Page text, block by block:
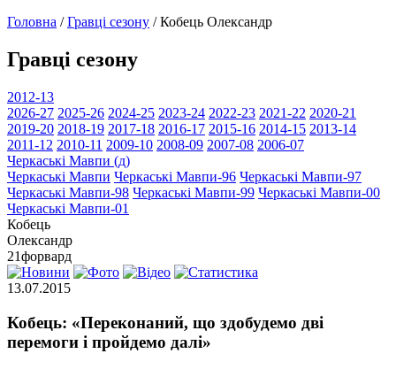
Головна /Гравці сезону /Кобець Олександр
Гравці сезону
2012-13
2026-27 2025-26 2024-25 2023-24 2022-23 2021-22 2020-21
2019-20 2018-19 2017-18 2016-17 2015-16 2014-15 2013-14
2011-12 2010-11 2009-10 2008-09 2007-08 2006-07
Черкаські Мавпи (д)
Черкаські Мавпи Черкаські Мавпи-96 Черкаські Мавпи-97
Черкаські Мавпи-98 Черкаські Мавпи-99 Черкаські Мавпи-00
Черкаські Мавпи-01
Кобець
Олександр
21форвард
13.07.2015
Кобець: «Переконаний, що здобудемо дві
перемоги і пройдемо далі»